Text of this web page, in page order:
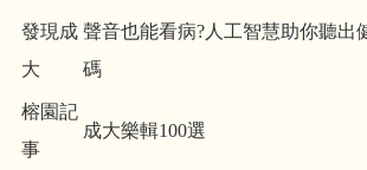
發現成
大
聲音也能看病?人工智慧助你聽出
碼
榕園記
事
成大樂輯100選